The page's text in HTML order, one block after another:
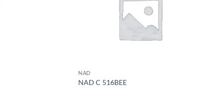
NAD
NAD C 516BEE